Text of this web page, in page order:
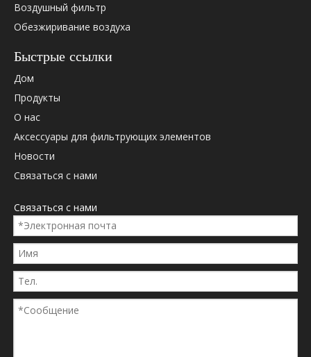
5802375122
5802375122
612630080088
643-0710000
84303715
91006529
91006529
BF1383
BF1383-O
F026402038
FS19769
GC469176BA
H710WK
K1006519
K1006529
K1006529
KC296D
Воздушный фильтр
Обезжиривание воздуха
Быстрые ссылки
Дом
Продукты
О нас
Аксессуары для фильтрующих элементов
Новости
Связаться с нами
Связаться с нами